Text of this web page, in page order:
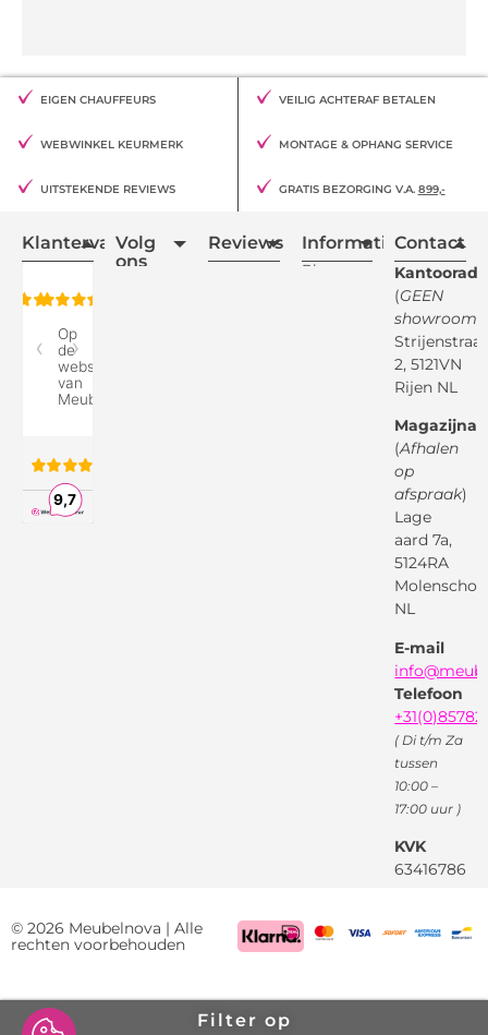
Filter op
EIGEN CHAUFFEURS VEILIG ACHTERAF BETALEN
WEBWINKEL KEURMERK MONTAGE & OPHANG SERVICE
UITSTEKENDE REVIEWS GRATIS BEZORGING V.A. 899,-
Klantervaring
Volg
ons
Reviews Informatie
Blogs
Retourvoorwaarden
Betaalmethodes
Montageservice
Garantievoorwaarden
Privacybeleid
Contact
(GEEN
showroom
Strijenstraat
2, 5121VN
Rijen NL
(Afhalen
op
afspraak)
Lage
aard 7a,
5124RA
Molenschot
NL
E-mail
Telefoon
( Di t/m Za
tussen
10:00 –
17:00 uur )
KVK
63416786
© 2026 Meubelnova | Alle
rechten voorbehouden